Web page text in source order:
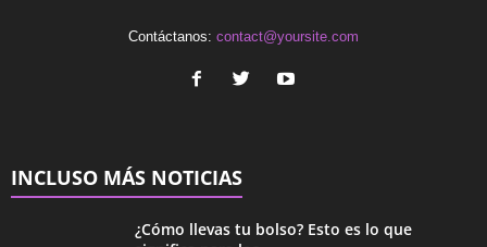
Contáctanos: contact@yoursite.com
INCLUSO MÁS NOTICIAS
¿Cómo llevas tu bolso? Esto es lo que